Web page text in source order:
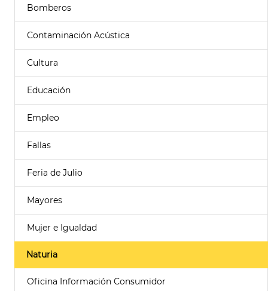
Bomberos
Contaminación Acústica
Cultura
Educación
Empleo
Fallas
Feria de Julio
Mayores
Mujer e Igualdad
Naturia
Oficina Información Consumidor